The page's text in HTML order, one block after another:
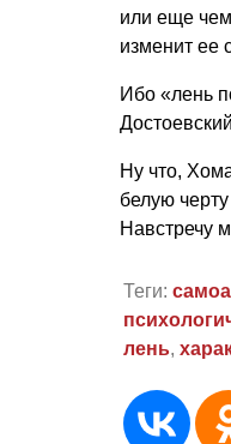
или еще
изменит ее
Ибо «лень
Ну что,
белую
Навстречу
Теги:
лень,